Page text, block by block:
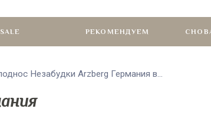
SALE РЕКОМЕНДУЕМ
Незабудки Arzberg Германия в...